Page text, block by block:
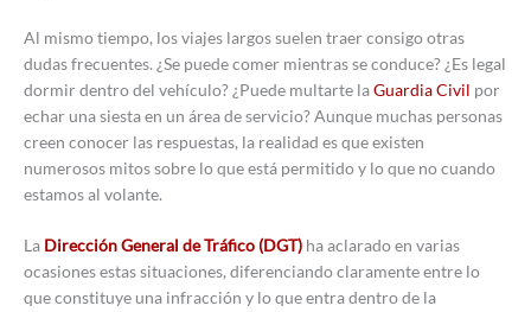
Al mismo tiempo, los viajes largos suelen traer consigo otras
dudas frecuentes. ¿Se puede comer mientras se conduce? ¿Es legal
dormir dentro del vehículo? ¿Puede multarte laGuardia Civil por
echar una siesta en un área de servicio? Aunque muchas personas
creen conocer las respuestas, la realidad es que existen
numerosos mitos sobre lo que está permitido y lo que no cuando
estamos al volante.
La Dirección General de Tráfico (DGT) ha aclarado en varias
ocasiones estas situaciones, diferenciando claramente entre lo
que constituye una infracción y lo que entra dentro de la